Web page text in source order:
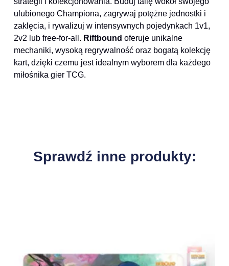
ulubionego Championa, zagrywaj potężne jednostki i
zaklęcia, i rywalizuj w intensywnych pojedynkach 1v1,
2v2 lub free-for-all. Riftbound oferuje unikalne
mechaniki, wysoką regrywalność oraz bogatą kolekcję
kart, dzięki czemu jest idealnym wyborem dla każdego
miłośnika gier TCG.
Sprawdź inne produkty: